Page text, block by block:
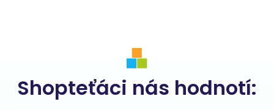
Shopteťáci nás hodnotí: